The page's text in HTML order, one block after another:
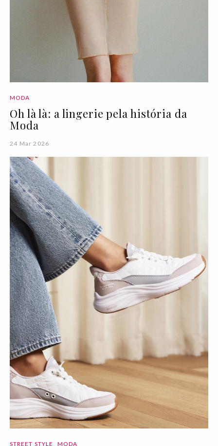
MODA
Oh là là: a lingerie pela história da
Moda
24 Mar 2026
STREET STYLE MODA